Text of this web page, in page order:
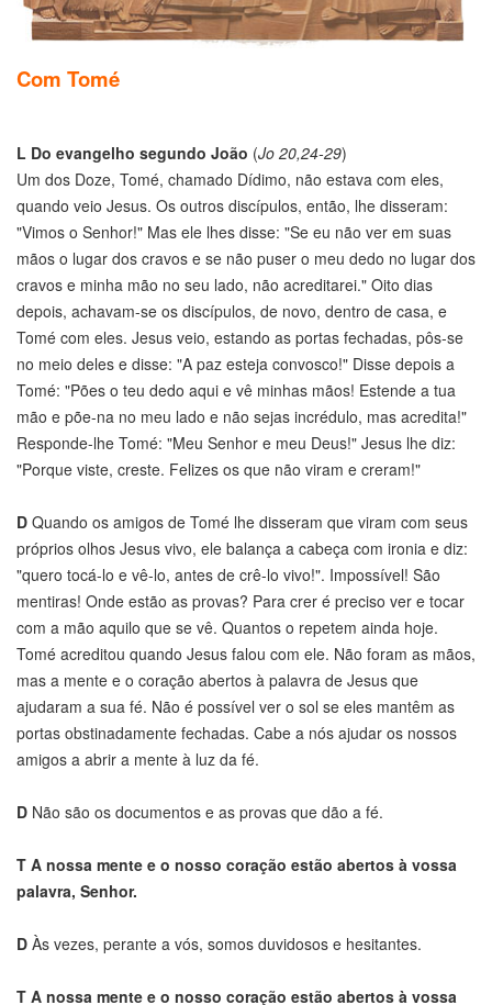
Com Tomé
L Do evangelho segundo João (Jo 20,24-29)
Um dos Doze, Tomé, chamado Dídimo, não estava com eles,
quando veio Jesus. Os outros discípulos, então, lhe disseram:
"Vimos o Senhor!" Mas ele lhes disse: "Se eu não ver em suas
mãos o lugar dos cravos e se não puser o meu dedo no lugar dos
cravos e minha mão no seu lado, não acreditarei." Oito dias
depois, achavam-se os discípulos, de novo, dentro de casa, e
Tomé com eles. Jesus veio, estando as portas fechadas, pôs-se
no meio deles e disse: "A paz esteja convosco!" Disse depois a
Tomé: "Pões o teu dedo aqui e vê minhas mãos! Estende a tua
mão e põe-na no meu lado e não sejas incrédulo, mas acredita!"
Responde-lhe Tomé: "Meu Senhor e meu Deus!" Jesus lhe diz:
"Porque viste, creste. Felizes os que não viram e creram!"
D Quando os amigos de Tomé lhe disseram que viram com seus
próprios olhos Jesus vivo, ele balança a cabeça com ironia e diz:
"quero tocá-lo e vê-lo, antes de crê-lo vivo!". Impossível! São
mentiras! Onde estão as provas? Para crer é preciso ver e tocar
com a mão aquilo que se vê. Quantos o repetem ainda hoje.
Tomé acreditou quando Jesus falou com ele. Não foram as mãos,
mas a mente e o coração abertos à palavra de Jesus que
ajudaram a sua fé. Não é possível ver o sol se eles mantêm as
portas obstinadamente fechadas. Cabe a nós ajudar os nossos
amigos a abrir a mente à luz da fé.
D Não são os documentos e as provas que dão a fé.
T A nossa mente e o nosso coração estão abertos à vossa
palavra, Senhor.
D Às vezes, perante a vós, somos duvidosos e hesitantes.
T A nossa mente e o nosso coração estão abertos à vossa